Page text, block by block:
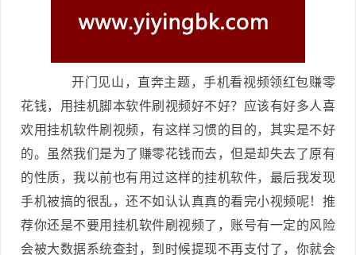
开门见山，直奔主题，手机看视频领红包赚零
花钱，用挂机脚本软件刷视频好不好？应该有好多人喜
欢用挂机软件刷视频，有这样习惯的目的，其实是不好
的。虽然我们是为了赚零花钱而去，但是却失去了原有
的性质，我以前也有用过这样的挂机软件，最后我发现
手机被搞的很乱，还不如认认真真的看完小视频呢！推
荐你还是不要用挂机软件刷视频了，账号有一定的风险
会被大数据系统查封，到时候提现不再支付了，你就会